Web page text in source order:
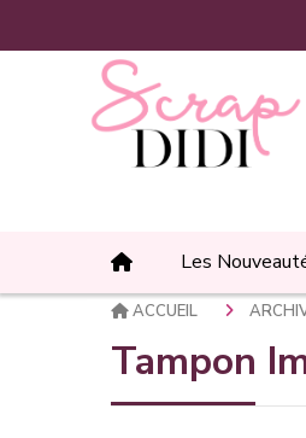
Les
ACCUEIL
Tampon